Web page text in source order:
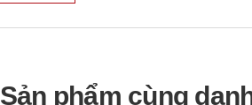
Sản phẩm cùng